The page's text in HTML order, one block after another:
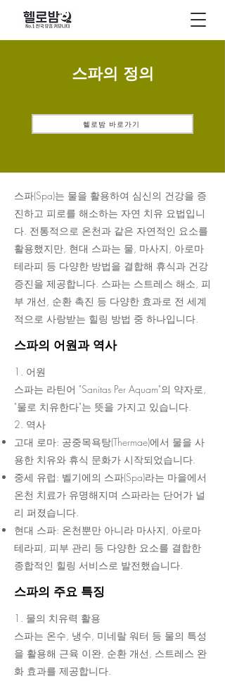
스파의 정의
헬로밤 바로가기
스파(Spa)는 물을 활용하여 심신의 건강을 증
진하고 피로를 해소하는 자연 치유 요법입니
다. 전통적으로 온천과 같은 자연적인 요소를
활용했지만, 현대 스파는 물, 마사지, 아로마
테라피 등 다양한 방법을 결합해 휴식과 건강
증진을 제공합니다. 스파는 스트레스 해소, 피
부 개선, 순환 촉진 등 다양한 효과로 전 세계
적으로 사랑받는 힐링 방법 중 하나입니다.
스파의 어원과 역사
1. 어원
스파는 라틴어 "Sanitas Per Aquam"의 약자로,
"물로 치유한다"는 뜻을 가지고 있습니다.
2. 역사
고대 로마: 공중목욕탕(Thermae)에서 물을 사
용한 치유와 휴식 문화가 시작되었습니다.
중세 유럽: 벨기에의 스파(Spa)라는 마을에서
온천 치료가 유명해지며 스파라는 단어가 널
리 퍼졌습니다.
현대 스파: 온천뿐만 아니라 마사지, 아로마
테라피, 피부 관리 등 다양한 요소를 결합한
종합적인 힐링 서비스로 발전했습니다.
스파의 주요 특징
1. 물의 치유력 활용
스파는 온수, 냉수, 미네랄 워터 등 물의 특성
을 활용해 근육 이완, 순환 개선, 스트레스 완
화 효과를 제공합니다.